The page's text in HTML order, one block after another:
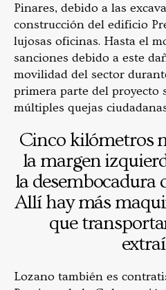
Pinares, debido a las
construcción del edificio
lujosas oficinas. Hasta el
sanciones debido a este
movilidad del sector
primera parte del proyecto
múltiples quejas
Cinco kilómetros
la margen
la desembocadura
Allí hay más
que
Lozano también es